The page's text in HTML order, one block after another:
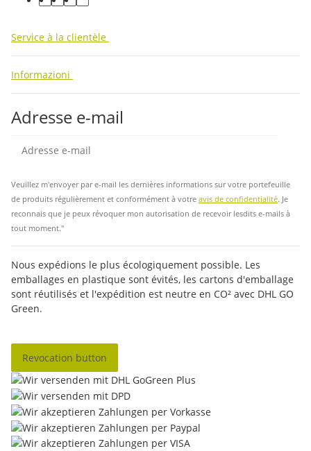
facebook
youtube
instagram
tiktok
Service à la clientèle
Informazioni
Adresse e-mail
Veuillez m'envoyer par e-mail les dernières informations sur votre portefeuille
de produits régulièrement et conformément à votre avis de confidentialité. Je
reconnais que je peux révoquer mon autorisation de recevoir lesdits e-mails à
tout moment."
Nous expédions le plus écologiquement possible. Les
emballages en plastique sont évités, les cartons d'emballage
sont réutilisés et l'expédition est neutre en CO² avec DHL GO
Green.
Revocation button